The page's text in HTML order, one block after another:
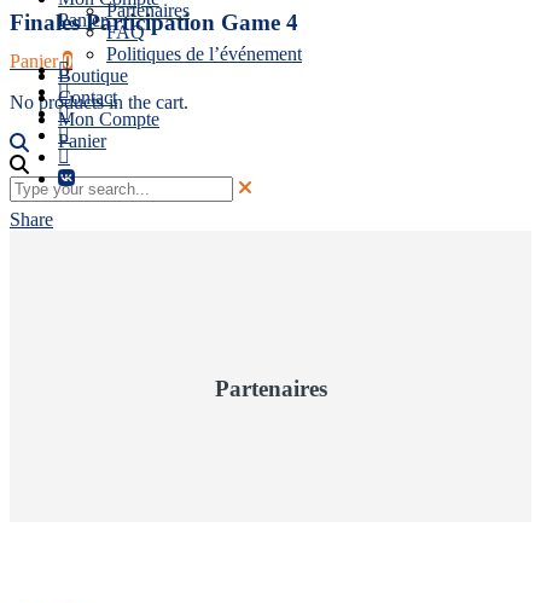
Panier
Panier 0
No products in the cart.
Partenaires
FAQ
Politiques de l’événement
Boutique
Contact
Mon Compte
Panier
Finales Participation Game 4
Share
Partenaires